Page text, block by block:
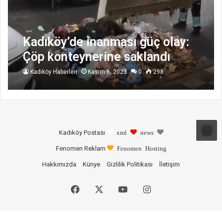
Kadıköy’de inanması güç olay:
Çöp konteynerine saklandı
Kadıköy Haberleri Kasım 6, 2023 0 298
Kadıköy Postası xml news
Fenomen Reklam Fenomen Hosting
Hakkımızda Künye Gizlilik Politikası İletişim
Facebook YouTubeInstagram